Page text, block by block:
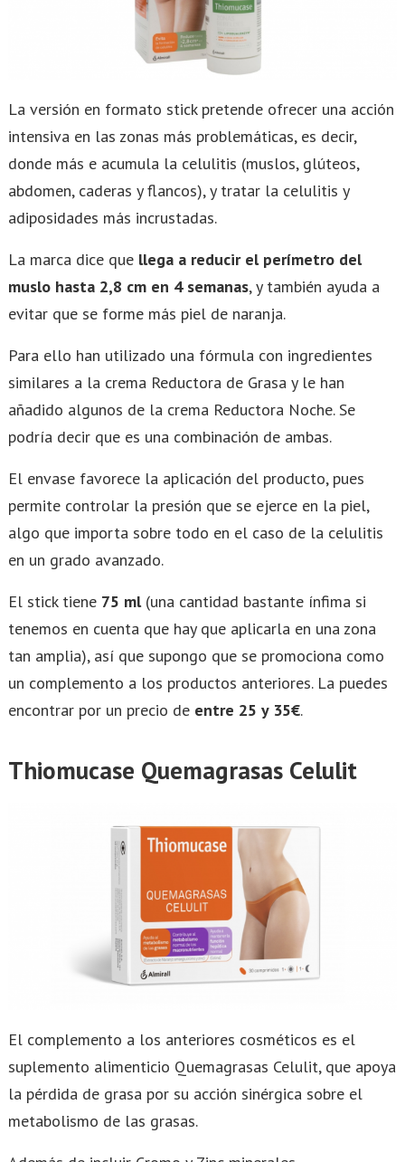
La versión en formato stick pretende ofrecer una acción
intensiva en las zonas más problemáticas, es decir,
donde más e acumula la celulitis (muslos, glúteos,
abdomen, caderas y flancos), y tratar la celulitis y
adiposidades más incrustadas.
La marca dice que llega a reducir el perímetro del
muslo hasta 2,8 cm en 4 semanas, y también ayuda a
evitar que se forme más piel de naranja.
Para ello han utilizado una fórmula con ingredientes
similares a la crema Reductora de Grasa y le han
añadido algunos de la crema Reductora Noche. Se
podría decir que es una combinación de ambas.
El envase favorece la aplicación del producto, pues
permite controlar la presión que se ejerce en la piel,
algo que importa sobre todo en el caso de la celulitis
en un grado avanzado.
El stick tiene 75 ml(una cantidad bastante ínfima si
tenemos en cuenta que hay que aplicarla en una zona
tan amplia), así que supongo que se promociona como
un complemento a los productos anteriores. La puedes
encontrar por un precio de entre 25 y 35€.
Thiomucase Quemagrasas Celulit
El complemento a los anteriores cosméticos es el
suplemento alimenticio Quemagrasas Celulit, que apoya
la pérdida de grasa por su acción sinérgica sobre el
metabolismo de las grasas.